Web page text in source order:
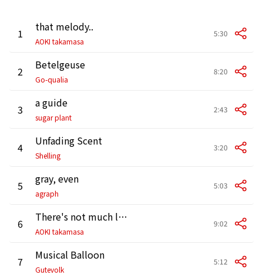
1 that melody..
AOKI takamasa
5:30
2 Betelgeuse
Go-qualia
8:20
3 a guide
sugar plant
2:43
4 Unfading Scent
Shelling
3:20
5 gray, even
agraph
5:03
6 There's not much left
AOKI takamasa
9:02
7 Musical Balloon
Gutevolk
5:12